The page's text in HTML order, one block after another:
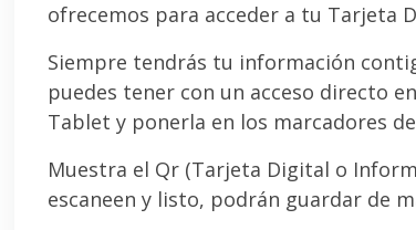
ofrecemos para acceder a tu Tarjeta
Siempre tendrás tu información
puedes tener con un acceso directo
Tablet y ponerla en los marcadores
Muestra el Qr (Tarjeta Digital o
escaneen y listo, podrán guardar de